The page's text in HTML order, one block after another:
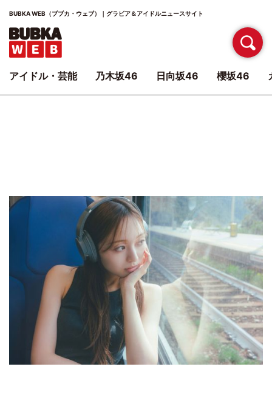
BUBKA WEB（ブブカ・ウェブ）｜グラビア＆アイドルニュースサイト
アイドル・芸能 乃木坂46 日向坂46 櫻坂46